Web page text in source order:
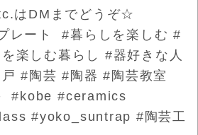
はDMまでどうぞ☆
レート #暮らしを楽しむ #
楽しむ暮らし #器好きな人
#陶芸 #陶器 #陶芸教室
#kobe #ceramics
#yoko_suntrap #陶芸工